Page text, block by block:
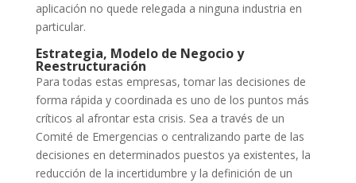
aplicación no quede relegada a ninguna industria en
particular.
Estrategia, Modelo de Negocio y
Reestructuración
Para todas estas empresas, tomar las decisiones de
forma rápida y coordinada es uno de los puntos más
críticos al afrontar esta crisis. Sea a través de un
Comité de Emergencias o centralizando parte de las
decisiones en determinados puestos ya existentes, la
reducción de la incertidumbre y la definición de un